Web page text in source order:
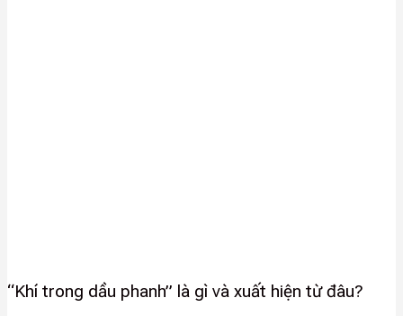
“Khí trong dầu phanh” là gì và xuất hiện từ đâu?